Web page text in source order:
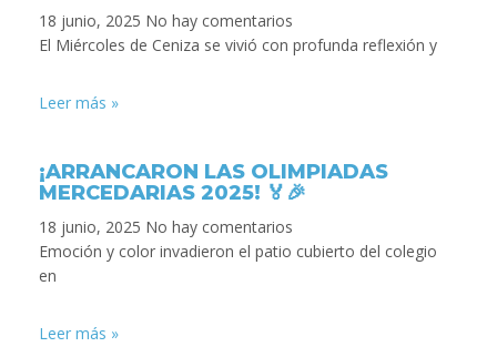
18 junio, 2025 No hay comentarios
El Miércoles de Ceniza se vivió con profunda reflexión y
Leer más »
¡ARRANCARON LAS OLIMPIADAS
MERCEDARIAS 2025! 🏅🎉
18 junio, 2025 No hay comentarios
Emoción y color invadieron el patio cubierto del colegio
en
Leer más »